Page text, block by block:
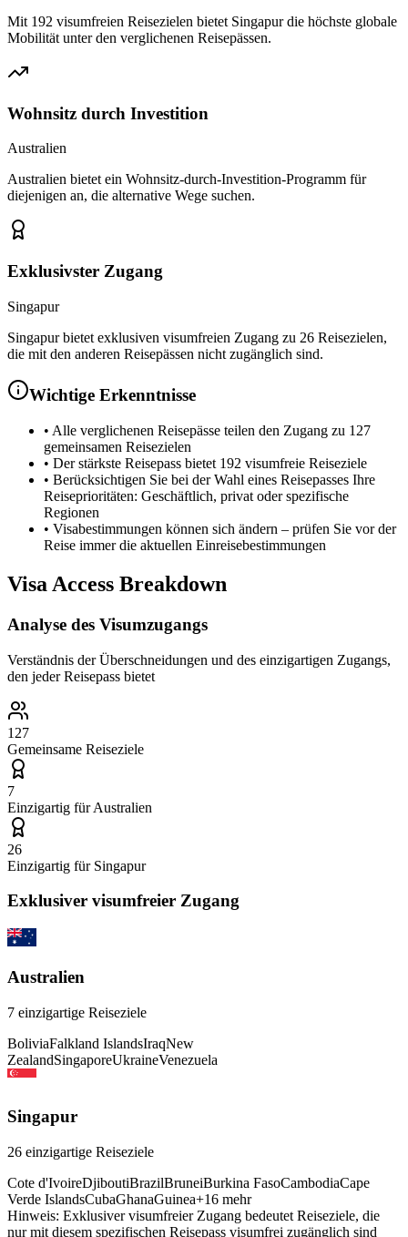
Mit 192 visumfreien Reisezielen bietet Singapur die höchste globale
Mobilität unter den verglichenen Reisepässen.
Wohnsitz durch Investition
Australien
Australien bietet ein Wohnsitz-durch-Investition-Programm für
diejenigen an, die alternative Wege suchen.
Exklusivster Zugang
Singapur
Singapur bietet exklusiven visumfreien Zugang zu 26 Reisezielen,
die mit den anderen Reisepässen nicht zugänglich sind.
Wichtige Erkenntnisse
• Alle verglichenen Reisepässe teilen den Zugang zu 127
gemeinsamen Reisezielen
• Der stärkste Reisepass bietet 192 visumfreie Reiseziele
• Berücksichtigen Sie bei der Wahl eines Reisepasses Ihre
Reiseprioritäten: Geschäftlich, privat oder spezifische
Regionen
• Visabestimmungen können sich ändern – prüfen Sie vor der
Reise immer die aktuellen Einreisebestimmungen
Visa Access Breakdown
Analyse des Visumzugangs
Verständnis der Überschneidungen und des einzigartigen Zugangs,
den jeder Reisepass bietet
127
Gemeinsame Reiseziele
7
Einzigartig für Australien
26
Einzigartig für Singapur
Exklusiver visumfreier Zugang
Australien
7 einzigartige Reiseziele
BoliviaFalkland IslandsIraqNew
ZealandSingaporeUkraineVenezuela
Singapur
26 einzigartige Reiseziele
Cote d'IvoireDjiboutiBrazilBruneiBurkina FasoCambodiaCape
Verde IslandsCubaGhanaGuinea+16 mehr
Hinweis: Exklusiver visumfreier Zugang bedeutet Reiseziele, die
nur mit diesem spezifischen Reisepass visumfrei zugänglich sind